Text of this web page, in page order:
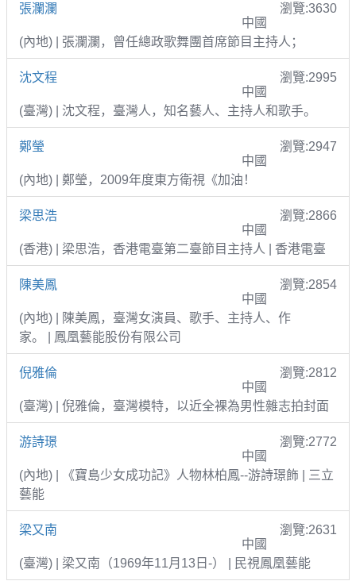
張瀾瀾
瀏覽:3630
中國
(內地) | 張瀾瀾，曾任總政歌舞團首席節目主持人；
沈文程
瀏覽:2995
中國
(臺灣) | 沈文程，臺灣人，知名藝人、主持人和歌手。
鄭瑩
瀏覽:2947
中國
(內地) | 鄭瑩，2009年度東方衛視《加油！
梁思浩
瀏覽:2866
中國
(香港) | 梁思浩，香港電臺第二臺節目主持人 | 香港電臺
陳美鳳
瀏覽:2854
中國
(內地) | 陳美鳳，臺灣女演員、歌手、主持人、作
家。 | 鳳凰藝能股份有限公司
倪雅倫
瀏覽:2812
中國
(臺灣) | 倪雅倫，臺灣模特，以近全裸為男性雜志拍封面
游詩璟
瀏覽:2772
中國
(內地) | 《寶島少女成功記》人物林柏鳳--游詩璟飾 | 三立
藝能
梁又南
瀏覽:2631
中國
(臺灣) | 梁又南（1969年11月13日-） | 民視鳳凰藝能